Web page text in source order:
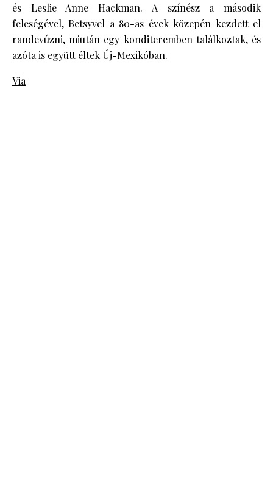
és Leslie Anne Hackman. A színész a második
feleségével, Betsyvel a 80-as évek közepén kezdett el
randevúzni, miután egy konditeremben találkoztak, és
azóta is együtt éltek Új-Mexikóban.
Via